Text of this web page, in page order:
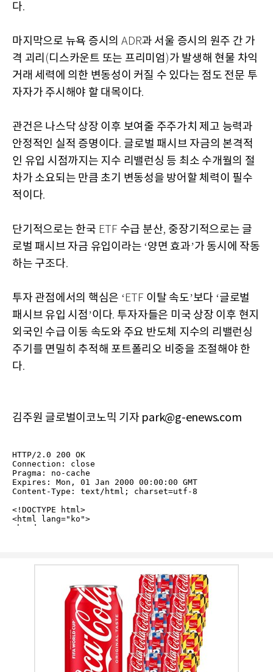
다.
마지막으로 뉴욕 증시의 ADR과 서울 증시의 원주 간 가
격 괴리 ( 디스카운트 또는 프리미엄 )가 발생해 현물 차익
거래 세력에 의한 변동성이 커질 수 있다는 점도 전문 투
자자가 주시해야 할 대목이다.
관건은 나스닥 상장 이후 보여줄 주주가치 제고 능력과
안정적인 실적 증명이다. 글로벌 패시브 자금의 본격적
인 유입 시점까지는 지수 리밸런싱 등 최소 수개월의 절
차가 소요되는 만큼 초기 변동성을 방어할 체력이 필수
적이다.
단기적으로는 한국 ETF 수급 분산, 중장기적으로는 글
로벌 패시브 자금 유입이라는 ‘양면 효과’가 동시에 작동
하는 구조다.
투자 관점에서의 핵심은 ‘ETF 이탈 속도’보다 ‘글로벌
패시브 유입 시점’이다. 투자자들은 미국 상장 이후 현지
외국인 수급 이동 속도와 주요 반도체 지수의 리밸런싱
주기를 면밀히 추적해 포트폴리오 비중을 조절해야 한
다.
김주원 글로벌이코노믹 기자 park@g-enews.com